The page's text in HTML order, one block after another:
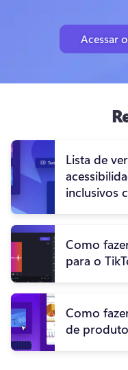
Acessar
Lista de
inclusivos
Como
para o
Como
de